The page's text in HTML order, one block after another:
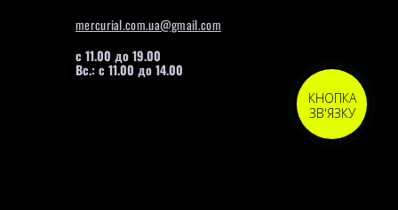
mercurial.com.ua@gmail.com
с 11.00 до 19.00
Вс.: с 11.00 до 14.00
КНОПКА
ЗВ'ЯЗКУ